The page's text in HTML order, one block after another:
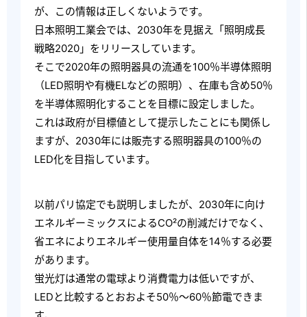
が、この情報は正しくないようです。
日本照明工業会では、2030年を見据え「照明成長
戦略2020」をリリースしています。
そこで2020年の照明器具の流通を100％半導体照明
（LED照明や有機ELなどの照明）、在庫も含め50％
を半導体照明化することを目標に設定しました。
これは政府が目標値として提示したことにも関係し
ますが、2030年には販売する照明器具の100％の
LED化を目指しています。
以前パリ協定でも説明しましたが、2030年に向け
エネルギーミックスによるCO²の削減だけでなく、
省エネによりエネルギー使用量自体を14％する必要
があります。
蛍光灯は通常の電球より消費電力は低いですが、
LEDと比較するとおおよそ50％～60％節電できま